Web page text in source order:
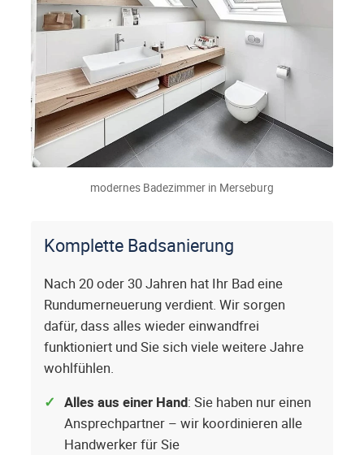
modernes Badezimmer in Merseburg
Komplette Badsanierung
Nach 20 oder 30 Jahren hat Ihr Bad eine
Rundumerneuerung verdient. Wir sorgen
dafür, dass alles wieder einwandfrei
funktioniert und Sie sich viele weitere Jahre
wohlfühlen.
Alles aus einer Hand: Sie haben nur einen
Ansprechpartner – wir koordinieren alle
Handwerker für Sie